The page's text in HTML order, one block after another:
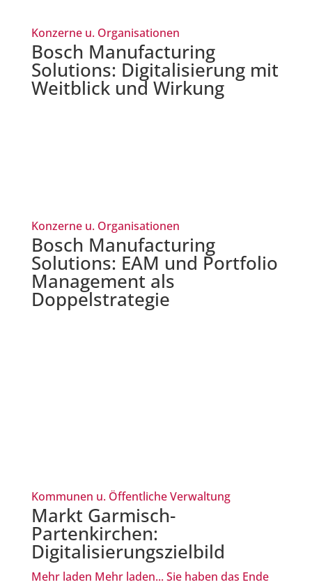
Konzerne u. Organisationen
Bosch Manufacturing
Solutions: Digitalisierung mit
Weitblick und Wirkung
Konzerne u. Organisationen
Bosch Manufacturing
Solutions: EAM und Portfolio
Management als
Doppelstrategie
Kommunen u. Öffentliche Verwaltung
Markt Garmisch-
Partenkirchen:
Digitalisierungszielbild
Mehr laden Mehr laden...Sie haben das Ende